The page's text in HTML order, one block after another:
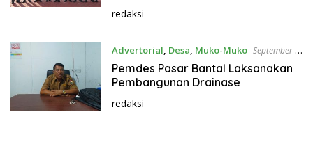
redaksi
Advertorial, Desa, Muko-Muko September 4,
2023
Pemdes Pasar Bantal Laksanakan
Pembangunan Drainase
redaksi